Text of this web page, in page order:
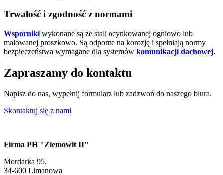
Trwałość i zgodność z normami
Wsporniki wykonane są ze stali ocynkowanej ogniowo lub
malowanej proszkowo. Są odporne na korozję i spełniają normy
bezpieczeństwa wymagane dla systemów komunikacji dachowej.
Zapraszamy do kontaktu
Napisz do nas, wypełnij formularz lub zadzwoń do naszego biura.
Skontaktuj się z nami
Firma PH "Ziemowit II"
Mordarka 95,
34-600 Limanowa